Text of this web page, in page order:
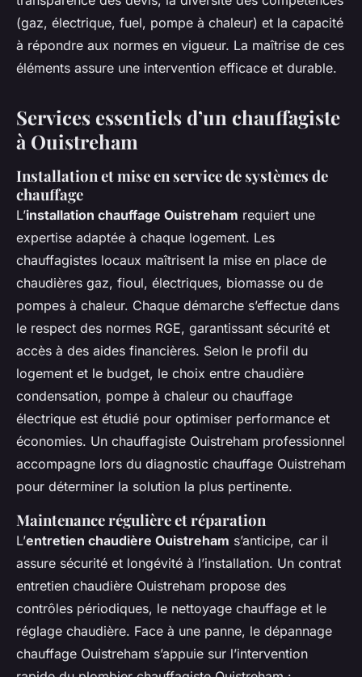
(gaz, électrique, fuel, pompe à chaleur) et la capacité
à répondre aux normes en vigueur. La maîtrise de ces
éléments assure une intervention efficace et durable.
Services essentiels d’un chauffagiste
à Ouistreham
Installation et mise en service de systèmes de
chauffage
L’installation chauffage Ouistreham requiert une
expertise adaptée à chaque logement. Les
chauffagistes locaux maîtrisent la mise en place de
chaudières gaz, fioul, électriques, biomasse ou de
pompes à chaleur. Chaque démarche s’effectue dans
le respect des normes RGE, garantissant sécurité et
accès à des aides financières. Selon le profil du
logement et le budget, le choix entre chaudière
condensation, pompe à chaleur ou chauffage
électrique est étudié pour optimiser performance et
économies. Un chauffagiste Ouistreham professionnel
accompagne lors du diagnostic chauffage Ouistreham
pour déterminer la solution la plus pertinente.
Maintenance régulière et réparation
L’entretien chaudière Ouistreham s’anticipe, car il
assure sécurité et longévité à l’installation. Un contrat
entretien chaudière Ouistreham propose des
contrôles périodiques, le nettoyage chauffage et le
réglage chaudière. Face à une panne, le dépannage
chauffage Ouistreham s’appuie sur l’intervention